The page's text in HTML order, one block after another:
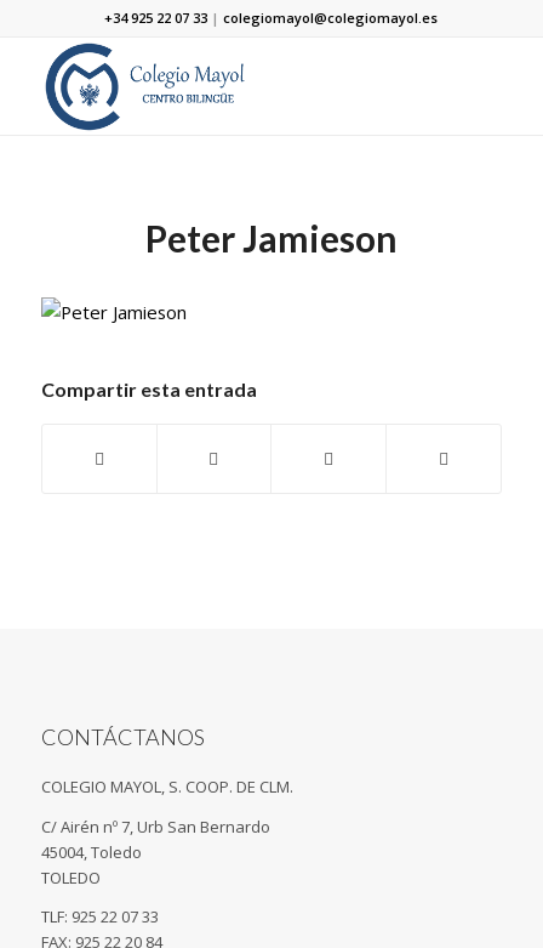
+34 925 22 07 33 |colegiomayol@colegiomayol.es
Peter Jamieson
Compartir esta entrada
CONTÁCTANOS
COLEGIO MAYOL, S. COOP. DE CLM.
C/ Airén nº 7, Urb San Bernardo
45004, Toledo
TOLEDO
TLF: 925 22 07 33
FAX: 925 22 20 84